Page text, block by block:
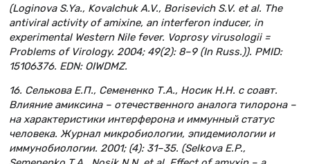
(Loginova S.Ya., Kovalchuk A.V., Borisevich S.V. et al. The
antiviral activity of amixine, an interferon inducer, in
experimental Western Nile fever. Voprosy virusologii =
Problems of Virology. 2004; 49(2): 8–9 (In Russ.)). PMID:
15106376. EDN: OIWDMZ.
16. Селькова Е.П., Семененко Т.А., Носик Н.Н. с соавт.
Влияние амиксина – отечественного аналога тилорона –
на характеристики интерферона и иммунный статус
человека. Журнал микробиологии, эпидемиологии и
иммунобиологии. 2001; (4): 31–35. (Selkova E.P.,